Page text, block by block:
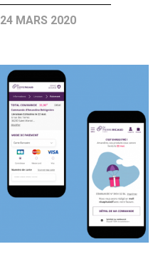
24 MARS 2020